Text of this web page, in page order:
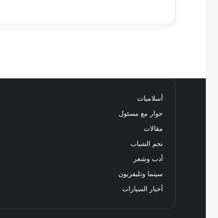
أسلاميات
حوار مع مسئول
مقالات
نجم الشباب
أدب وشعر
سينما وتليفزيون
أخبار السيارات